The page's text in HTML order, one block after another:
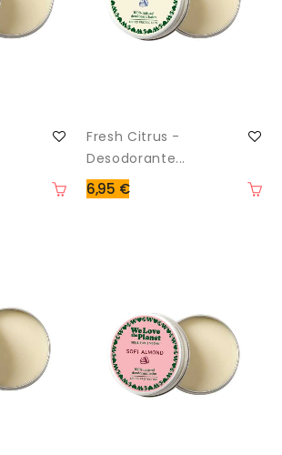
Fresh Citrus -
Desodorante...
6,95 €